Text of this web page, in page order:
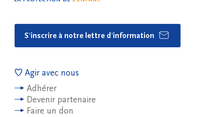
S'inscrire à notre lettre d'information
Agir avec nous
Adhérer
Devenir partenaire
Faire un don